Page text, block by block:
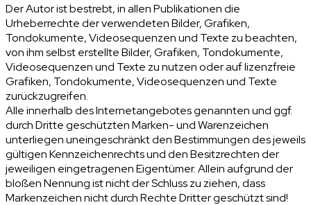
Der Autor ist bestrebt, in allen Publikationen die
Urheberrechte der verwendeten Bilder, Grafiken,
Tondokumente, Videosequenzen und Texte zu beachten,
von ihm selbst erstellte Bilder, Grafiken, Tondokumente,
Videosequenzen und Texte zu nutzen oder auf lizenzfreie
Grafiken, Tondokumente, Videosequenzen und Texte
zurückzugreifen.
Alle innerhalb des Internetangebotes genannten und ggf.
durch Dritte geschützten Marken- und Warenzeichen
unterliegen uneingeschränkt den Bestimmungen des jeweils
gültigen Kennzeichenrechts und den Besitzrechten der
jeweiligen eingetragenen Eigentümer. Allein aufgrund der
bloßen Nennung ist nicht der Schluss zu ziehen, dass
Markenzeichen nicht durch Rechte Dritter geschützt sind!